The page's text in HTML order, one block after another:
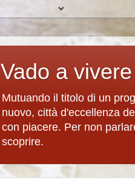
Vado a
Mutuando il titolo di un
nuovo, città d'eccellenza
con piacere. Per non
scoprire.